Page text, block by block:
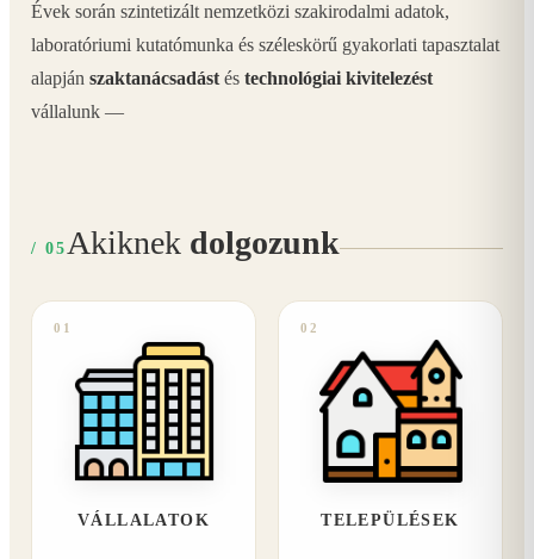
Évek során szintetizált nemzetközi szakirodalmi adatok,
laboratóriumi kutatómunka és széleskörű gyakorlati tapasztalat
alapján szaktanácsadást és technológiai kivitelezést
vállalunk —
/ 05 Akiknek dolgozunk
01
VÁLLALATOK
02
TELEPÜLÉSEK